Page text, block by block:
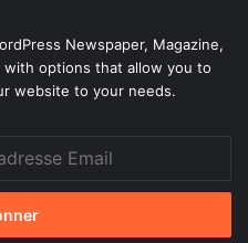
Newspaper, Magazine,
with options that allow you to
website to your needs.